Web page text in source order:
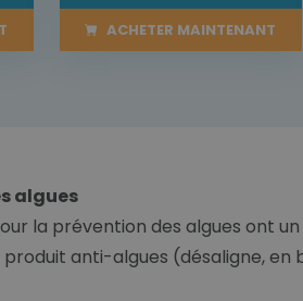
ACHETER MAINTENANT
algues
la prévention des algues ont
anti-algues (désaligne,